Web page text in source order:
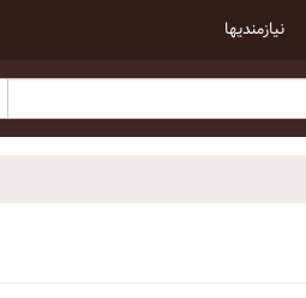
نیازمندیها